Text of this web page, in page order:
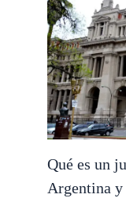
Qué es un
Argentina y